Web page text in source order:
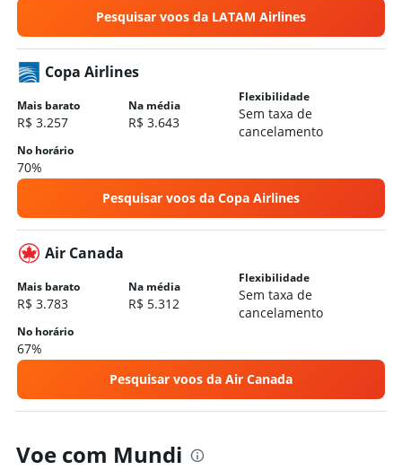
Hotéis em Guarujá
Hotéis em Belo Horizonte
Hotéis em Porto de Galinhas
Hotéis em Fortaleza
Pesquisar voos da LATAM Airlines
Copa Airlines
Mais barato
R$ 3.257
Na média
R$ 3.643
Flexibilidade
Sem taxa de
cancelamento
No horário
70%
Pesquisar voos da Copa Airlines
Air Canada
Mais barato
R$ 3.783
Na média
R$ 5.312
Flexibilidade
Sem taxa de
cancelamento
No horário
67%
Pesquisar voos da Air Canada
Voe com Mundi